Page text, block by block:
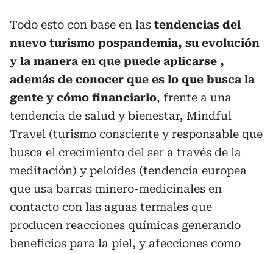
Todo esto con base en las tendencias del
nuevo turismo pospandemia, su evolución
y la manera en que puede aplicarse ,
además de conocer que es lo que busca la
gente y cómo financiarlo, frente a una
tendencia de salud y bienestar, Mindful
Travel (turismo consciente y responsable que
busca el crecimiento del ser a través de la
meditación) y peloides (tendencia europea
que usa barras minero-medicinales en
contacto con las aguas termales que
producen reacciones químicas generando
beneficios para la piel, y afecciones como